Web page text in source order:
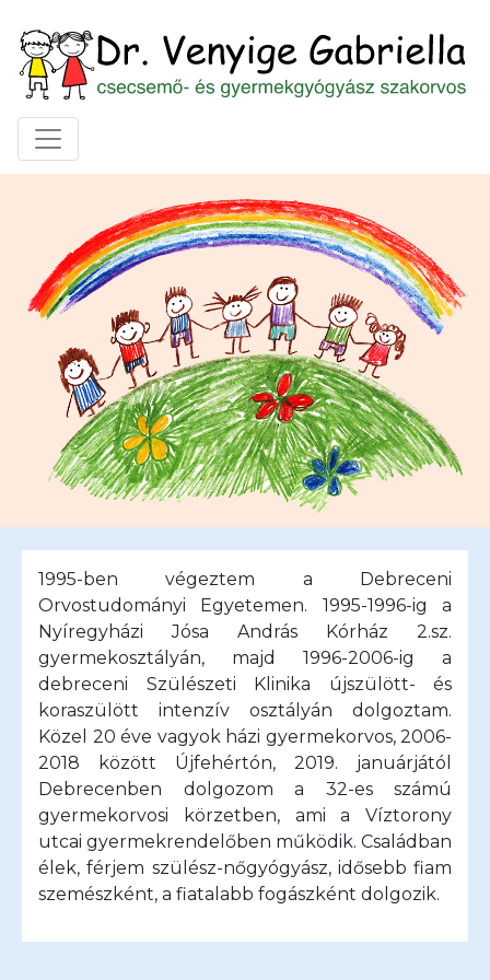
Toggle navigation
1995-ben végeztem a Debreceni
Orvostudományi Egyetemen. 1995-1996-ig a
Nyíregyházi Jósa András Kórház 2.sz.
gyermekosztályán, majd 1996-2006-ig a
debreceni Szülészeti Klinika újszülött- és
koraszülött intenzív osztályán dolgoztam.
Közel 20 éve vagyok házi gyermekorvos, 2006-
2018 között Újfehértón, 2019. januárjától
Debrecenben dolgozom a 32-es számú
gyermekorvosi körzetben, ami a Víztorony
utcai gyermekrendelőben működik. Családban
élek, férjem szülész-nőgyógyász, idősebb fiam
szemészként, a fiatalabb fogászként dolgozik.